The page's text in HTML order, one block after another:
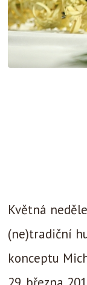
Květná
(ne)tradiční
konceptu